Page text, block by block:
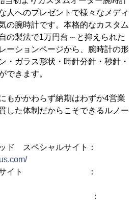
人へのプレゼントで様々なメディ
の腕時計です。本格的なカスタム
の製法で1万円台～と抑えられた
ーションページから、腕時計の形
・ガラス形状・時針分針・秒針・
できます。
もかかわらず納期はわずか4営業
した体制だからこそできるルノー
ド スペシャルサイト：
ウェブサイト ：
：